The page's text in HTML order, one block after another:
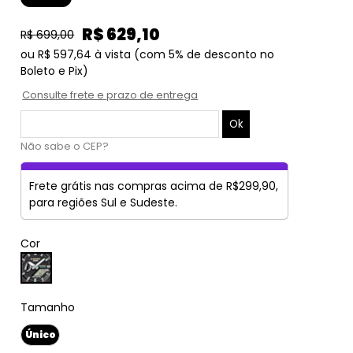
R$ 699,00 R$ 629,10
ou R$ 597,64 à vista (com 5% de desconto no
Boleto e Pix)
Consulte frete e prazo de entrega
Não sabe o CEP?
Frete grátis nas compras acima de R$299,90,
para regiões Sul e Sudeste.
Cor
Tamanho
Único